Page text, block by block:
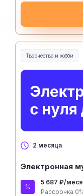
Творчество и хобби
Творчество, контент и
2 месяца
Электронная
5 687 ₽/
Рассрочка